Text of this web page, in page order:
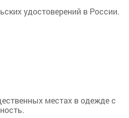
удостоверений в России.
местах в одежде с